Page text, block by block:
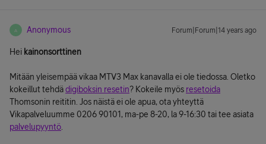
A Anonymous Forum|Forum|14 years ago
Hei kainonsorttinen
Mitään yleisempää vikaa MTV3 Max kanavalla ei ole tiedossa. Oletko
kokeillut tehdädigiboksin resetin? Kokeile myös resetoida
Thomsonin reititin. Jos näistä ei ole apua, ota yhteyttä
Vikapalveluumme 0206 90101, ma-pe 8-20, la 9-16:30 tai tee asiata
palvelupyyntö